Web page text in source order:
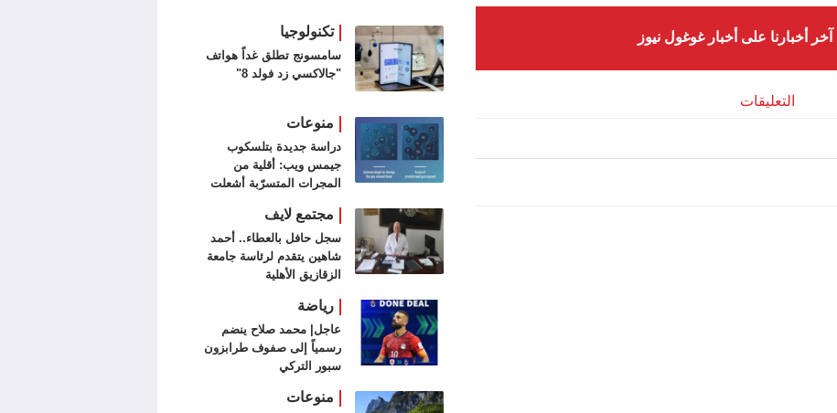
آخر أخبارنا على أخبار غوغول نيوز
التعليقات
تكنولوجيا
سامسونج تطلق غداً هواتف
"جالاكسي زد فولد 8"
منوعات
دراسة جديدة بتلسكوب
جيمس ويب: أقلية من
المجرات المتسرّبة أشعلت
مجتمع لايف
سجل حافل بالعطاء.. أحمد
شاهين يتقدم لرئاسة جامعة
الزقازيق الأهلية
رياضة
عاجل| محمد صلاح ينضم
رسمياً إلى صفوف طرابزون
سبور التركي
منوعات